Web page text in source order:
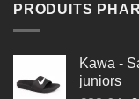
PRODUITS
Kawa -
juniors